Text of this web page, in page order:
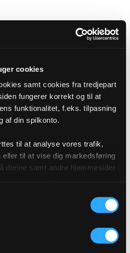
cookies
samt cookies fra tredjepart
fungerer korrekt og til at
funktionalitet, f.eks. tilpasning
af din spilkonto.
til at analyse vores trafik,
eller til at vise dig markedsføring
denne samt andre hjemmesider
eller ved at klikke videre til
du finder i bunden af vores